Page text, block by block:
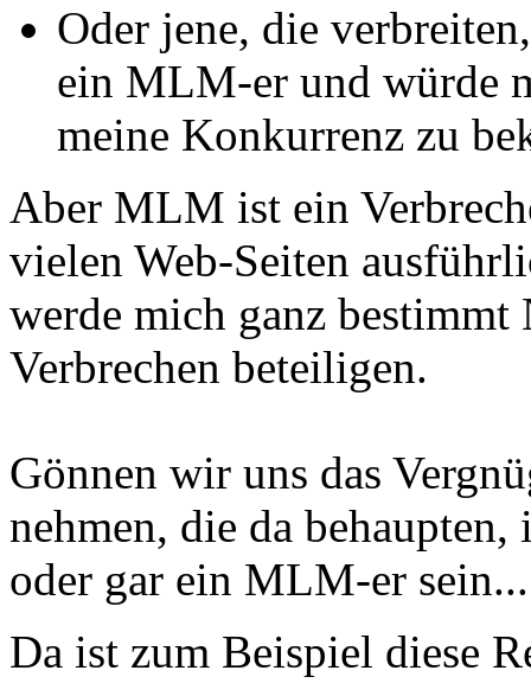
Oder jene, die
ein MLM-er und würde
meine Konkurrenz zu
Aber MLM ist ein
vielen Web-Seiten
werde mich ganz
Verbrechen beteiligen.
Gönnen wir uns das
nehmen, die da
oder gar ein MLM-er sein...
Da ist zum Beispiel diese